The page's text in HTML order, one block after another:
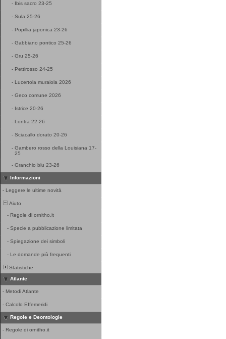
- Ibis sacro 23-25
- Sula 25-26
- Popillia japonica 23-26
- Gabbiano pontico 25-26
- Gru 25-26
- Pettirosso 24-25
- Lucertola muraiola 2026
- Geco comune 2026
- Istrice 20-26
- Lontra 22-26
- Sciacallo dorato 20-26
- Gambero rosso della Louisiana 17-
25
- Granchio blu 23-26
Informazioni
- Leggere le ultime novità
Aiuto
- Regole di ornitho.it
- Specie a pubblicazione limitata
- Spiegazione dei simboli
- Le domande più frequenti
Statistiche
Atlante
- Metodi Atlante
- Calcolo Effemeridi
Regole e Deontologie
- Regole di ornitho.it